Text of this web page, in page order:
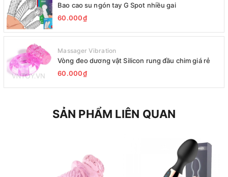
Bao cao su ngón tay G Spot nhiều gai
60.000₫
Massager Vibration
Vòng đeo dương vật Silicon rung đầu chim giá rẻ
60.000₫
SẢN PHẨM LIÊN QUAN